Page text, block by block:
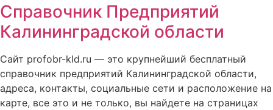
Справочник Предприятий
Калининградской области
Сайт profobr-kld.ru — это крупнейший бесплатный
справочник предприятий Калининградской области,
адреса, контакты, социальные сети и расположение на
карте, все это и не только, вы найдете на страницах